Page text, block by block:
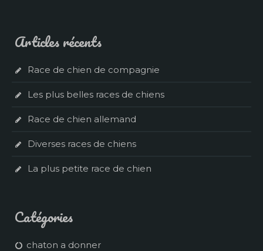
Articles récents
Race de chien de compagnie
Les plus belles races de chiens
Race de chien allemand
Diverses races de chiens
La plus petite race de chien
Catégories
chaton a donner